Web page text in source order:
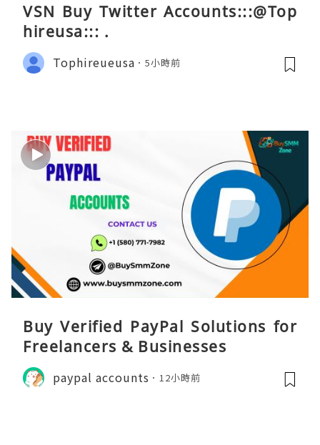
VSN Buy Twitter Accounts:::@Top
hireusa::: .
Tophireueusa 5小時前
Buy Verified PayPal Solutions for
Freelancers & Businesses
paypal accounts 12小時前